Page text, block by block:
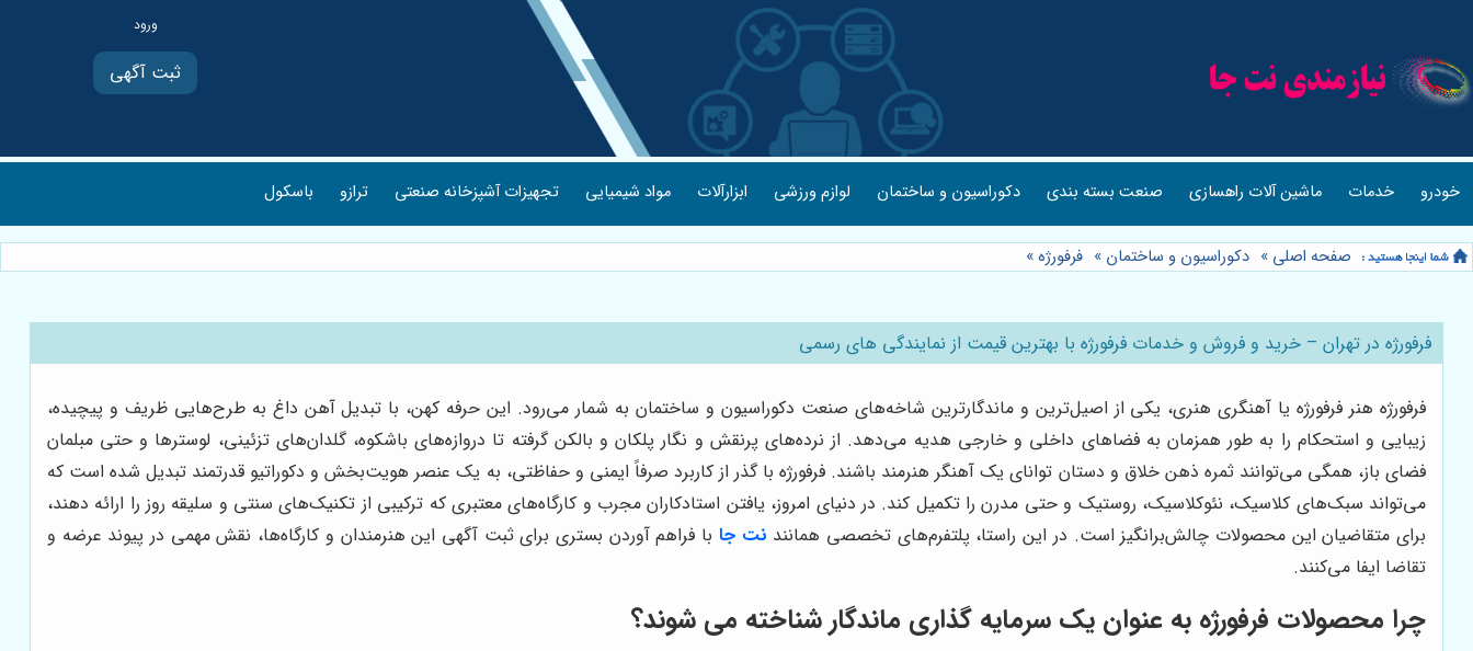
ثبت آگهی
خودرو خدمات ماشین آلات راهسازی صنعت بسته بندی دکوراسیون و ساختمان لوازم ورزشی ابزارآلات مواد شیمیایی تجهیزات آشپزخانه صنعتی ترازو باسکول
صفحه اصلی » دکوراسیون و ساختمان » فرفورژه»
فرفورژه در تهران – خرید و فروش و خدمات فرفورژه با بهترین قیمت از نمایندگی های رسمی
فرفورژه هنر فرفورژه یا آهنگری هنری، یکی از اصیل‌ترین و ماندگارترین شاخه‌های صنعت دکوراسیون و ساختمان به شمار می‌رود. این حرفه کهن، با تبدیل آهن داغ به طرح‌هایی ظریف و پیچیده،
زیبایی و استحکام را به طور همزمان به فضاهای داخلی و خارجی هدیه می‌دهد. از نرده‌های پرنقش و نگار پلکان و بالکن گرفته تا دروازه‌های باشکوه، گلدان‌های تزئینی، لوسترها و حتی مبلمان
فضای باز، همگی می‌توانند ثمره ذهن خلاق و دستان توانای یک آهنگر هنرمند باشند. فرفورژه با گذر از کاربرد صرفاً ایمنی و حفاظتی، به یک عنصر هویت‌بخش و دکوراتیو قدرتمند تبدیل شده است که
می‌تواند سبک‌های کلاسیک، نئوکلاسیک، روستیک و حتی مدرن را تکمیل کند. در دنیای امروز، یافتن استادکاران مجرب و کارگاه‌های معتبری که ترکیبی از تکنیک‌های سنتی و سلیقه روز را ارائه دهند،
برای متقاضیان این محصولات چالش‌برانگیز است. در این راستا، پلتفرم‌های تخصصی همانند نت جا با فراهم آوردن بستری برای ثبت آگهی این هنرمندان و کارگاه‌ها، نقش مهمی در پیوند عرضه و
تقاضا ایفا می‌کنند.
چرا محصولات فرفورژه به عنوان یک سرمایه گذاری ماندگار شناخته می شوند؟